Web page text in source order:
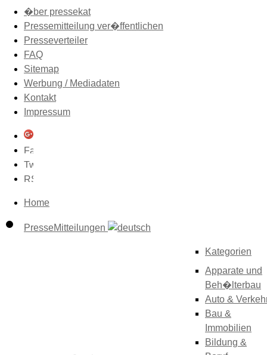
�ber pressekat
Pressemitteilung ver�ffentlichen
Presseverteiler
FAQ
Sitemap
Werbung / Mediadaten
Kontakt
Impressum
Home
PresseMitteilungen
Kategorien
Apparate und
Beh�lterbau
Auto &
Bau &
Immobilien
Bildung &